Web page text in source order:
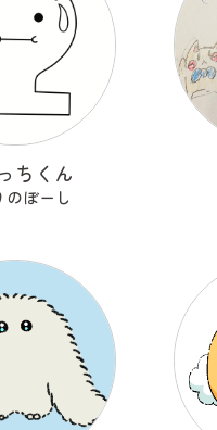
ちくん
のぼーし